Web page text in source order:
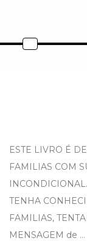
ESTE LIVRO É
FAMILIAS COM
TENHA
FAMILIAS,
MENSAGEM de